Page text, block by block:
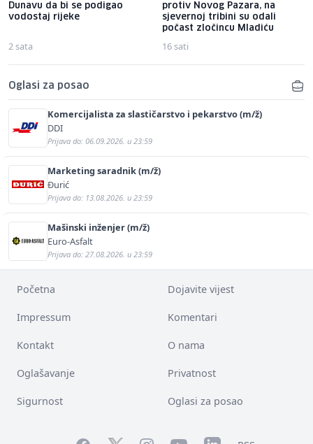
Dunavu da bi se podigao
vodostaj rijeke
2 sata
protiv Novog Pazara, na
sjevernoj tribini su odali
počast zločincu Mladiću
16 sati
Oglasi za posao
Komercijalista za slastičarstvo i pekarstvo (m/ž)
DDI
Prijava do: 06.09.2026. u 23:59
Marketing saradnik (m/ž)
Đurić
Prijava do: 13.08.2026. u 23:59
Mašinski inženjer (m/ž)
Euro-Asfalt
Prijava do: 27.08.2026. u 23:59
Početna Dojavite vijest
Impressum Komentari
Kontakt O nama
Oglašavanje Privatnost
Sigurnost Oglasi za posao